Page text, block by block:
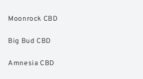
Moonrock CBD
Big Bud CBD
Amnesia CBD